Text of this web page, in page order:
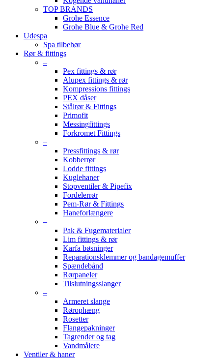
TOP BRANDS
Grohe Essence
Grohe Blue & Grohe Red
Udespa
Spa tilbehør
Rør & fittings
–
Pex fittings & rør
Alupex fittings & rør
Kompressions fittings
PEX dåser
Stålrør & Fittings
Primofit
Messingfittings
Forkromet Fittings
–
Pressfittings & rør
Kobberrør
Lodde fittings
Kuglehaner
Stopventiler & Pipefix
Fordelerrør
Pem-Rør & Fittings
Haneforlængere
–
Pak & Fugematerialer
Lim fittings & rør
Karfa bøsninger
Reparationsklemmer og bandagemuffer
Spændebånd
Rørpaneler
Tilslutningsslanger
–
Armeret slange
Rørophæng
Rosetter
Flangepakninger
Tagrender og tag
Vandmålere
Ventiler & haner